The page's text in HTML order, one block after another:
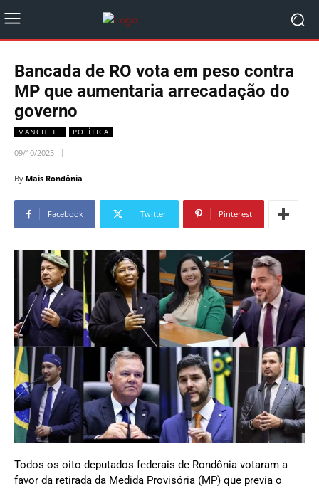
Bancada de RO vota em peso contra
MP que aumentaria arrecadação do
governo
MANCHETE POLÍTICA
09/10/2025
By Mais Rondônia
Facebook Twitter Pinterest
Todos os oito deputados federais de Rondônia votaram a
favor da retirada da Medida Provisória (MP) que previa o